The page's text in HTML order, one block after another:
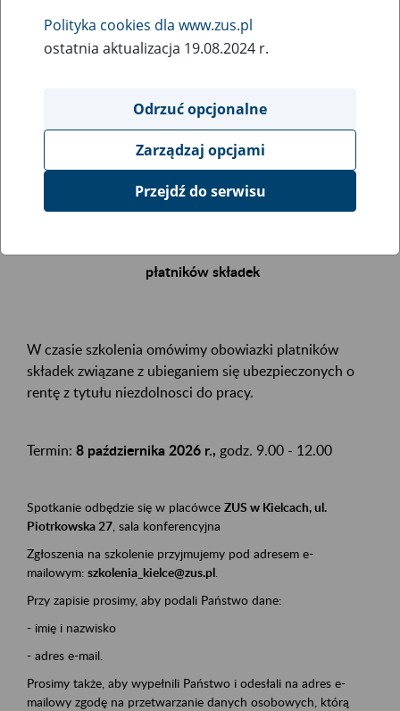
Rodzaj wydarzenia
Szkolenia
Event description
Zapraszamy Państwa na bezpłatne szkolenie
płatników składek
W czasie szkolenia omówimy obowiazki platników
składek związane z ubieganiem się ubezpieczonych o
rentę z tytułu niezdolnosci do pracy.
Termin: 8 października 2026 r., godz. 9.00 - 12.00
Spotkanie odbędzie się w placówce ZUS w Kielcach, ul.
Piotrkowska 27 , sala konferencyjna
Zgłoszenia na szkolenie przyjmujemy pod adresem e-
mailowym: szkolenia_kielce@zus.pl
Przy zapisie prosimy, aby podali Państwo dane:
- imię i nazwisko
- adres e-mail.
Prosimy także, aby wypełnili Państwo i odesłali na adres e-
mailowy zgodę na przetwarzanie danych osobowych, którą
Polityka cookies dla www.zus.pl
ostatnia aktualizacja 19.08.2024 r.
Odrzuć opcjonalne
Zarządzaj opcjami
Przejdź do serwisu